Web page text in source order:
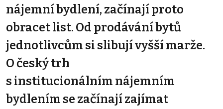
nájemní bydlení, začínají proto
obracet list. Od prodávání bytů
jednotlivcům si slibují vyšší marže.
O český trh
s institucionálním nájemním
bydlením se začínají zajímat